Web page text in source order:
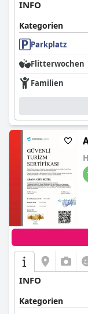
INFO
Kategorien
Parkplatz
Flitterwochen
Familien
INFO
Kategorien